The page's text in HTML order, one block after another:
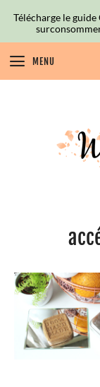
MENU
Télécharge le